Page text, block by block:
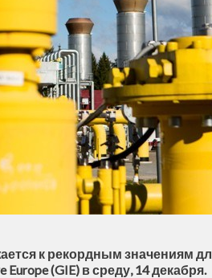
к рекордным значениям
(GIE) в среду, 14 декабря.